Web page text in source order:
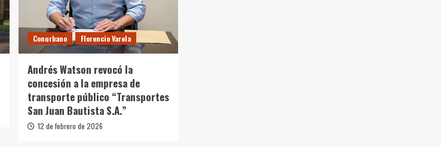
Conurbano Florencio Varela
Andrés Watson revocó la
concesión a la empresa de
transporte público “Transportes
San Juan Bautista S.A.”
12 de febrero de 2026